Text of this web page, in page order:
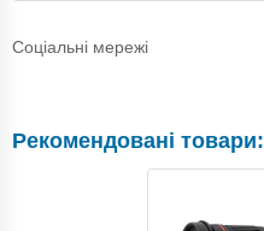
Соціальні мережі
Рекомендовані товари: